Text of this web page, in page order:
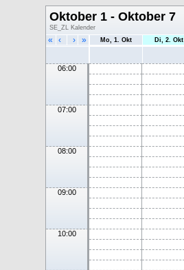
Oktober 1 - Oktober 7
SE_ZL Kalender
« ‹ › » Mo, 1. Okt Di, 2. Okt
06:00
07:00
08:00
09:00
10:00